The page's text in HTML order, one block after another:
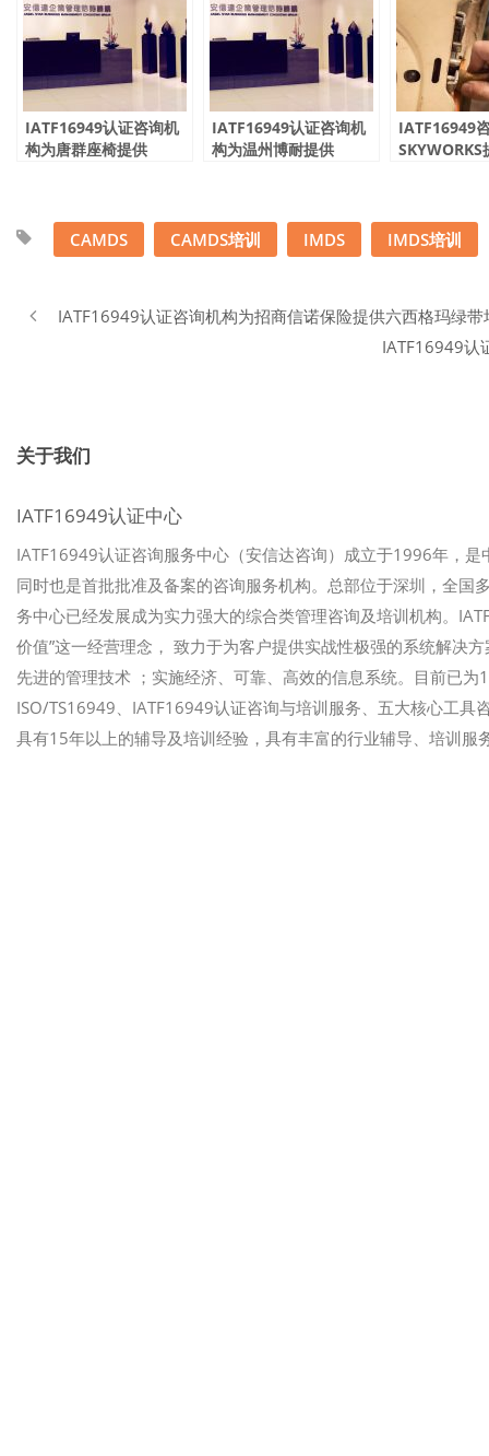
IATF16949认证咨询机
构为唐群座椅提供
IATF16949认证咨询机
构为温州博耐提供
IATF16949
SKYWORKS
CAMDS CAMDS培训 IMDS IMDS培训
IATF16949认证咨询机构为招商信诺保险提供六西格玛绿带
IATF16949认
关于我们
IATF16949认证中心
IATF16949认证咨询服务中心（安信达咨询）成立于1996年，
同时也是首批批准及备案的咨询服务机构。总部位于深圳，全
务中心已经发展成为实力强大的综合类管理咨询及培训机构。
价值”这一经营理念， 致力于为客户提供实战性极强的系统解决
先进的管理技术 ；实施经济、可靠、高效的信息系统。目前已
ISO/TS16949、IATF16949认证咨询与培训服务、五大核心工
具有15年以上的辅导及培训经验，具有丰富的行业辅导、培训服